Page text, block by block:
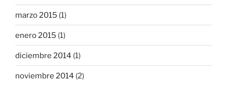
marzo 2015 (1)
enero 2015 (1)
diciembre 2014 (1)
noviembre 2014 (2)